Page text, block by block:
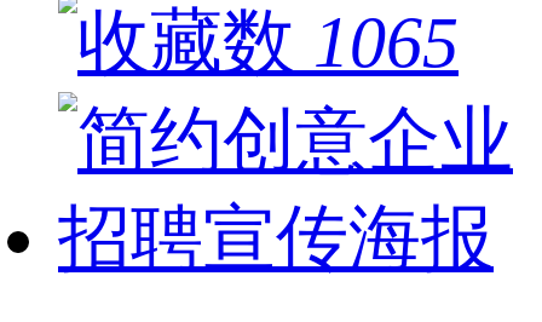
1065